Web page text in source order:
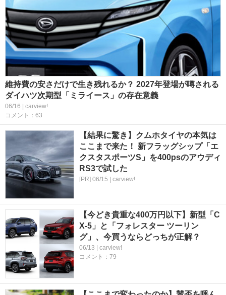
維持費の安さだけで生き残れるか？ 2027年登場が噂される
ダイハツ次期型「ミライース」の存在意義
06/16 | carview!
コメント：63
【結果に驚き】クムホタイヤの本気は
ここまで来た！ 新フラッグシップ「エ
クスタスポーツS」を400psのアウディ
RS3で試した
[PR] 06/15 | carview!
【今どき貴重な400万円以下】新型「C
X-5」と「フォレスター ツーリン
グ」、今買うならどっちが正解？
06/13 | carview!
コメント：79